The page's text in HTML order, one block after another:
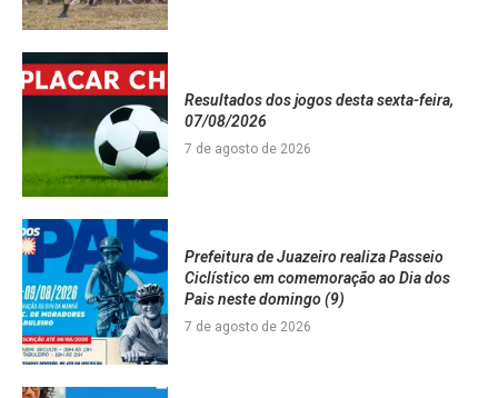
Resultados dos jogos desta sexta-feira,
07/08/2026
7 de agosto de 2026
Prefeitura de Juazeiro realiza Passeio
Ciclístico em comemoração ao Dia dos
Pais neste domingo (9)
7 de agosto de 2026